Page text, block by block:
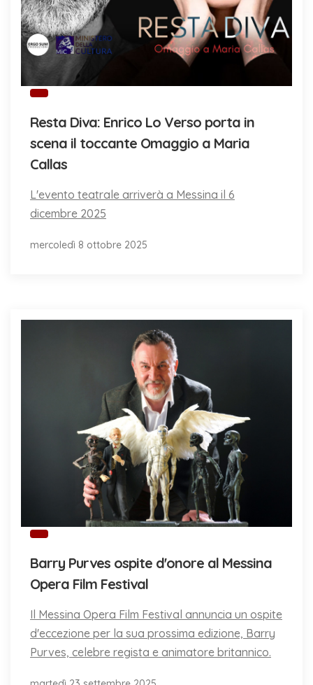
Resta Diva: Enrico Lo Verso porta in
scena il toccante Omaggio a Maria
Callas
L'evento teatrale arriverà a Messina il 6
dicembre 2025
mercoledì 8 ottobre 2025
Barry Purves ospite d'onore al Messina
Opera Film Festival
Il Messina Opera Film Festival annuncia un ospite
d'eccezione per la sua prossima edizione, Barry
Purves, celebre regista e animatore britannico.